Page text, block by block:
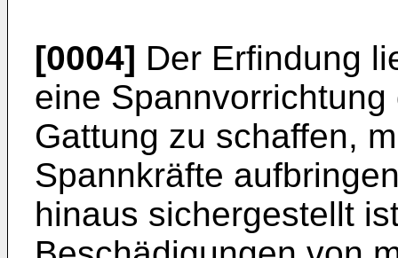
[0004] Der Erfindung
eine
Gattung zu schaffen,
Spannkräfte
hinaus sichergestellt